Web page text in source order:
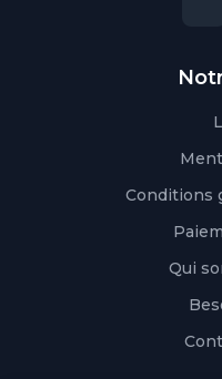
Conditions
Qui